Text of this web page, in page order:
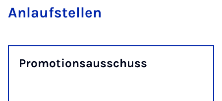
An­lauf­stel­len
Pro­mo­ti­ons­aus­schuss